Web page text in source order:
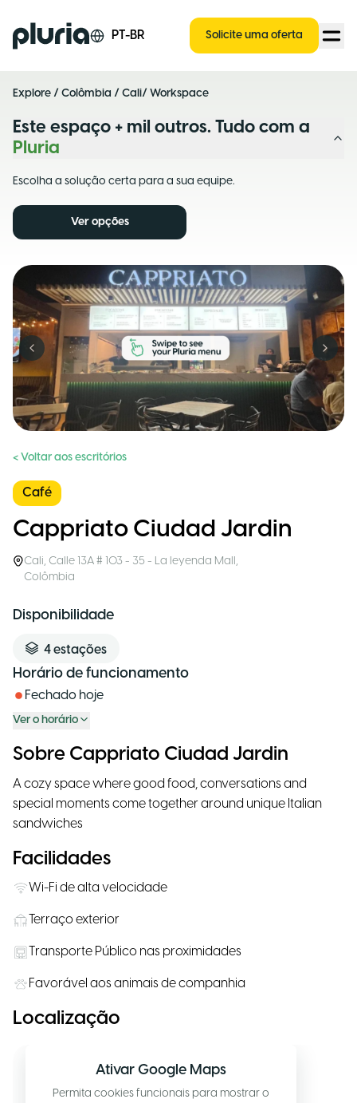
Logo Pluria PT-BR Solicite uma oferta
Explore / Colômbia / Cali/ Workspace
Este espaço + mil outros. Tudo com a
Pluria
Escolha a solução certa para a sua equipe.
Ver opções
Previous slide Next
< Voltar aos escritórios
Café
Cappriato Ciudad Jardin
Cali, Calle 13A # 103 - 35 - La leyenda Mall,
Colômbia
Disponibilidade
4estações
Horário de funcionamento
Fechado hoje
Ver o horário
Sobre Cappriato Ciudad Jardin
A cozy space where good food, conversations and
special moments come together around unique Italian
sandwiches
Facilidades
Wi-Fi de alta velocidade
Terraço exterior
Transporte Público nas proximidades
Favorável aos animais de companhia
Localização
Ativar Google Maps
Permita cookies funcionais para mostrar o